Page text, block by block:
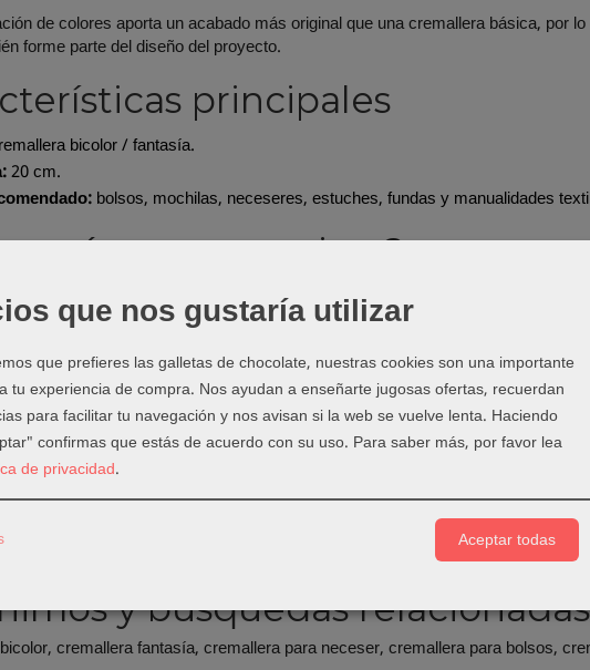
de colores aporta un acabado más original que una cremallera básica, por
forme parte del diseño del proyecto.
principales
bicolor / fantasía.
20 cm.
bolsos, mochilas, neceseres, estuches, fundas y manualidades
qué proyectos sirve?
y estuches con contraste de color.
mochilas creativas.
monederos y accesorios textiles.
infantiles, escolares o handmade.
de costura
color que combine o contraste con la tela principal.
de cremallera para coser más cerca de los dientes.
cremallera antes de coser para evitar que se desplace.
y búsquedas relacionadas
cremallera fantasía, cremallera para neceser, cremallera para bolsos,
que nos gustaría utilizar
que prefieres las galletas de chocolate, nuestras cookies son una importante
tu experiencia de compra. Nos ayudan a enseñarte jugosas ofertas, recuerdan
para facilitar tu navegación y nos avisan si la web se vuelve lenta. Haciendo
confirmas que estás de acuerdo con su uso. Para saber más, por favor lea
de privacidad.
Aceptar todas